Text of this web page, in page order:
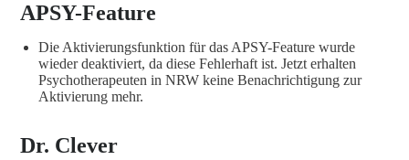
APSY-Feature
Die Aktivierungsfunktion für das APSY-Feature wurde
wieder deaktiviert, da diese Fehlerhaft ist. Jetzt erhalten
Psychotherapeuten in NRW keine Benachrichtigung zur
Aktivierung mehr.
Dr. Clever